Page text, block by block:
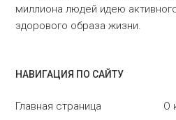
миллиона людей идею
здорового образа жизни.
НАВИГАЦИЯ ПО САЙТУ
Главная страница
О